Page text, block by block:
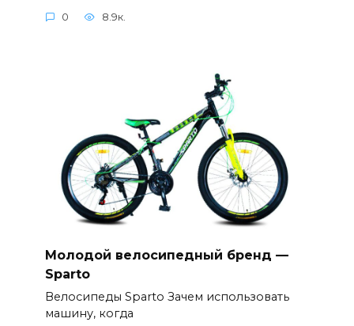
0 8.9к.
Молодой велосипедный бренд —
Sparto
Велосипеды Sparto Зачем использовать
машину, когда